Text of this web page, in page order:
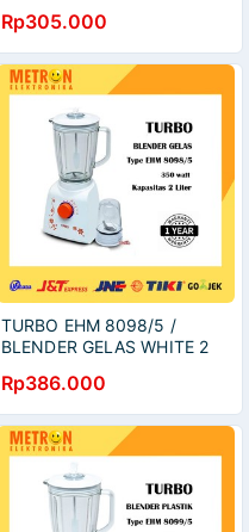
Rp305.000
TURBO EHM 8098/5 /
BLENDER GELAS WHITE 2
EHM8098
Rp386.000